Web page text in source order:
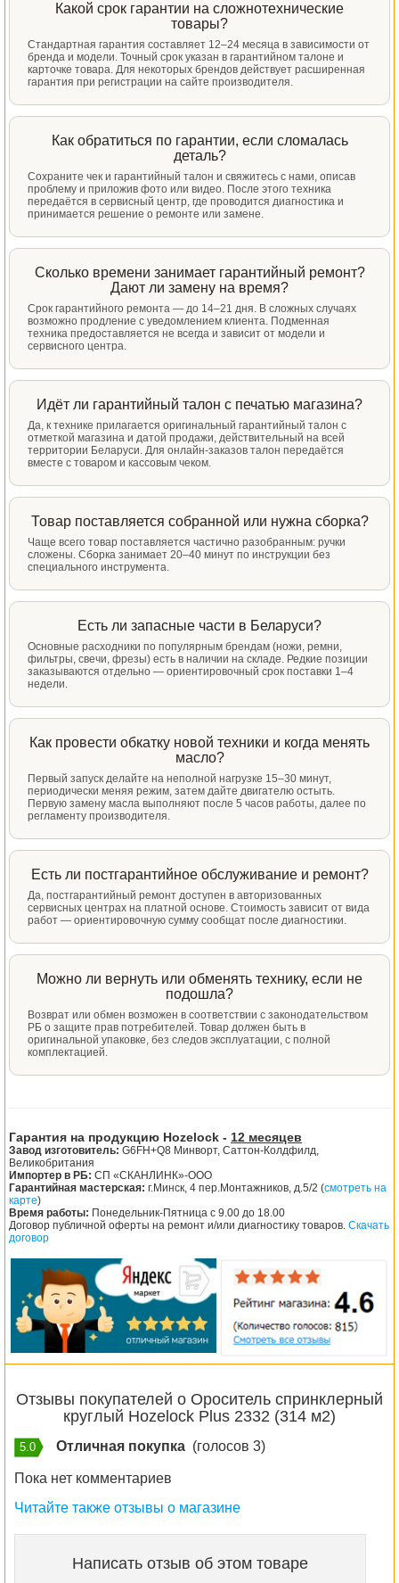
Какой срок гарантии на сложнотехнические
товары?
Стандартная гарантия составляет 12–24 месяца в зависимости от
бренда и модели. Точный срок указан в гарантийном талоне и
карточке товара. Для некоторых брендов действует расширенная
гарантия при регистрации на сайте производителя.
Как обратиться по гарантии, если сломалась
деталь?
Сохраните чек и гарантийный талон и свяжитесь с нами, описав
проблему и приложив фото или видео. После этого техника
передаётся в сервисный центр, где проводится диагностика и
принимается решение о ремонте или замене.
Сколько времени занимает гарантийный ремонт?
Дают ли замену на время?
Срок гарантийного ремонта — до 14–21 дня. В сложных случаях
возможно продление с уведомлением клиента. Подменная
техника предоставляется не всегда и зависит от модели и
сервисного центра.
Идёт ли гарантийный талон с печатью магазина?
Да, к технике прилагается оригинальный гарантийный талон с
отметкой магазина и датой продажи, действительный на всей
территории Беларуси. Для онлайн-заказов талон передаётся
вместе с товаром и кассовым чеком.
Товар поставляется собранной или нужна сборка?
Чаще всего товар поставляется частично разобранным: ручки
сложены. Сборка занимает 20–40 минут по инструкции без
специального инструмента.
Есть ли запасные части в Беларуси?
Основные расходники по популярным брендам (ножи, ремни,
фильтры, свечи, фрезы) есть в наличии на складе. Редкие позиции
заказываются отдельно — ориентировочный срок поставки 1–4
недели.
Как провести обкатку новой техники и когда менять
масло?
Первый запуск делайте на неполной нагрузке 15–30 минут,
периодически меняя режим, затем дайте двигателю остыть.
Первую замену масла выполняют после 5 часов работы, далее по
регламенту производителя.
Есть ли постгарантийное обслуживание и ремонт?
Да, постгарантийный ремонт доступен в авторизованных
сервисных центрах на платной основе. Стоимость зависит от вида
работ — ориентировочную сумму сообщат после диагностики.
Можно ли вернуть или обменять технику, если не
подошла?
Возврат или обмен возможен в соответствии с законодательством
РБ о защите прав потребителей. Товар должен быть в
оригинальной упаковке, без следов эксплуатации, с полной
комплектацией.
Гарантия на продукцию Hozelock - 12 месяцев
Завод изготовитель: G6FH+Q8 Минворт, Саттон-Колдфилд,
Великобритания
Импортер в РБ: СП «СКАНЛИНК»-ООО
Гарантийная мастерская: г.Минск, 4 пер.Монтажников, д.5/2 (смотреть на
карте)
Время работы: Понедельник-Пятница с 9.00 до 18.00
Договор публичной оферты на ремонт и/или диагностику товаров. Скачать
договор
Отзывы покупателей о Ороситель спринклерный
круглый Hozelock Plus 2332 (314 м2)
5.0 Отличная покупка (голосов 3)
Пока нет комментариев
Читайте также отзывы о магазине
Написать отзыв об этом товаре